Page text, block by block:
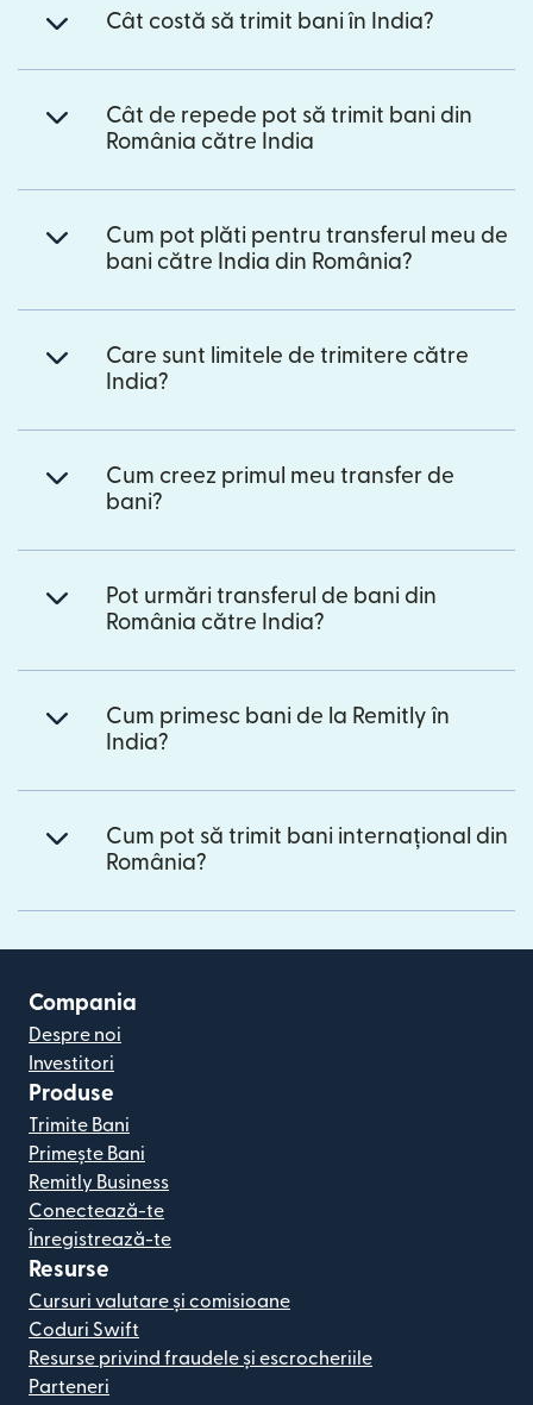
Cât costă să trimit bani în India?
Cât de repede pot să trimit bani din
România către India
Cum pot plăti pentru transferul meu de
bani către India din România?
Care sunt limitele de trimitere către
India?
Cum creez primul meu transfer de
bani?
Pot urmări transferul de bani din
România către India?
Cum primesc bani de la Remitly în
India?
Cum pot să trimit bani internațional din
România?
Compania
Despre noi
Investitori
Produse
Trimite Bani
Primește Bani
Remitly Business
Conectează-te
Înregistrează-te
Resurse
Cursuri valutare și comisioane
Coduri Swift
Resurse privind fraudele și escrocheriile
Parteneri